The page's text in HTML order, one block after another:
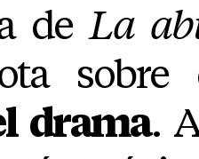
deLa
drama.